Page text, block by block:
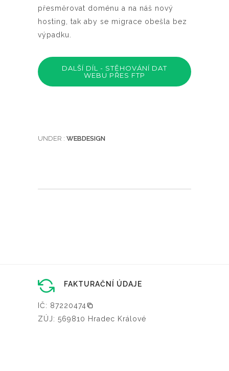
přesměrovat doménu a na náš nový
hosting, tak aby se migrace obešla bez
výpadku.
DALŠÍ DÍL - STĚHOVÁNÍ DAT
WEBU PŘES FTP
UNDER : WEBDESIGN
FAKTURAČNÍ ÚDAJE
IČ: 87220474
ZÚJ: 569810 Hradec Králové